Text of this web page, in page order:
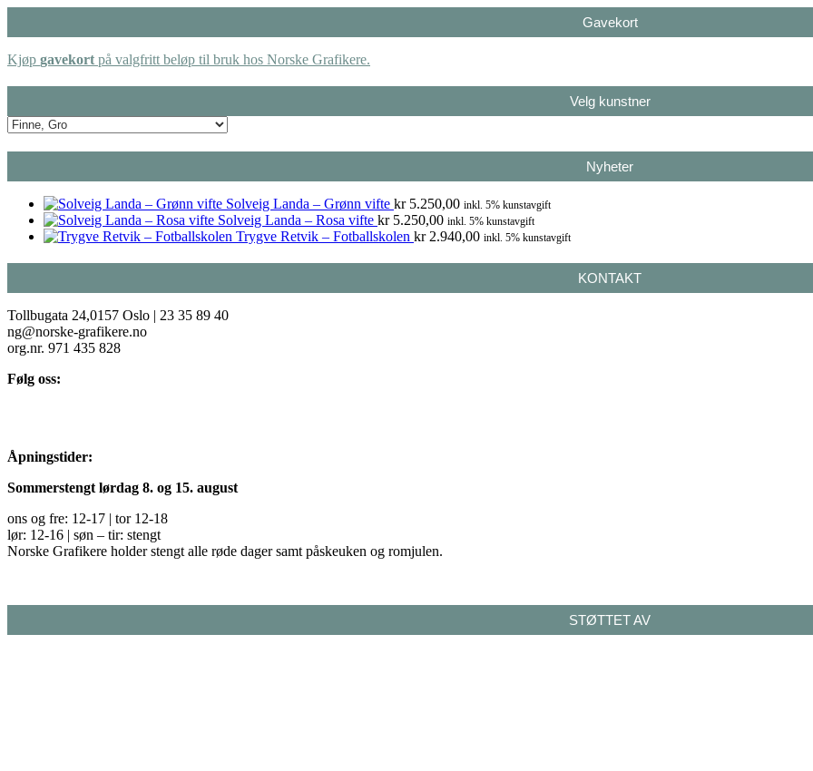
Gavekort
Kjøp gavekort på valgfritt beløp til bruk hos Norske Grafikere.
Velg kunstner
Nyheter
Solveig Landa – Grønn vifte kr5.250,00 inkl. 5% kunstavgift
Solveig Landa – Rosa vifte kr5.250,00 inkl. 5% kunstavgift
Trygve Retvik – Fotballskolen kr2.940,00 inkl. 5% kunstavgift
KONTAKT
Tollbugata 24,0157 Oslo | 23 35 89 40
ng@norske-grafikere.no
org.nr. 971 435 828
Følg oss:
Åpningstider:
Sommerstengt lørdag 8. og 15. august
ons og fre: 12-17 | tor 12-18
lør: 12-16 | søn – tir: stengt
Norske Grafikere holder stengt alle røde dager samt påskeuken og romjulen.
STØTTET AV